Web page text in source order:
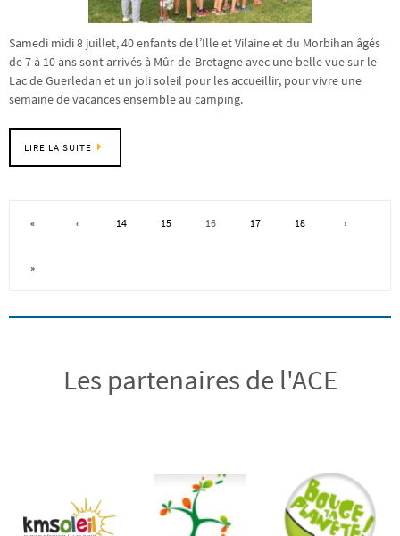
Samedi midi 8 juillet, 40 enfants de l’Ille et Vilaine et du Morbihan âgés
de 7 à 10 ans sont arrivés à Mûr-de-Bretagne avec une belle vue sur le
Lac de Guerledan et un joli soleil pour les accueillir, pour vivre une
semaine de vacances ensemble au camping.
LIRE LA SUITE
« ‹ 14 15 16 17 18 ›
»
Les partenaires de l'ACE